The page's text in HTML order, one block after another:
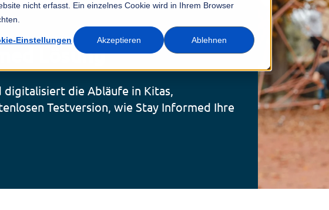
nicht erfasst. Ein einzelnes Cookie wird in Ihrem Browser
Einstellungen Akzeptieren Ablehnen
Lösung
die Abläufe in Kitas,
Testversion, wie Stay Informed Ihre